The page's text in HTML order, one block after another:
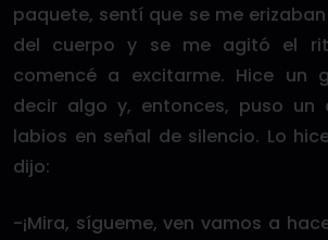
paquete, sentí que se me
del cuerpo y se me agitó el
comencé a excitarme. Hice un
decir algo y, entonces, puso un
labios en señal de silencio. Lo
dijo:
-¡Mira, sígueme, ven vamos a